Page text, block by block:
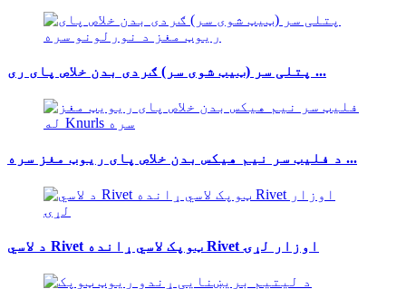
پتلی سر (ټیټ شوی سر) ګردی بدن خلاص پای ری ...
د فلیټ سر نیم هیکس بدن خلاص پای ریوټ مغز سره ...
د لاسي Rivet ټوپک لاسي ړانده Rivet اوزار لړۍ